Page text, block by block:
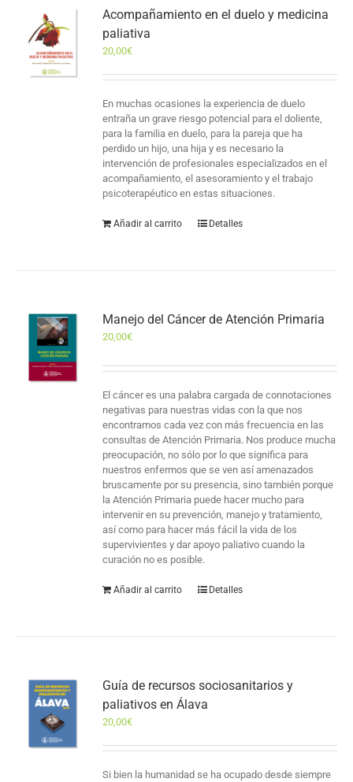
Acompañamiento en el duelo y medicina
paliativa
20,00€
En muchas ocasiones la experiencia de duelo
entraña un grave riesgo potencial para el doliente,
para la familia en duelo, para la pareja que ha
perdido un hijo, una hija y es necesario la
intervención de profesionales especializados en el
acompañamiento, el asesoramiento y el trabajo
psicoterapéutico en estas situaciones.
Añadir al carrito Detalles
Manejo del Cáncer de Atención Primaria
20,00€
El cáncer es una palabra cargada de connotaciones
negativas para nuestras vidas con la que nos
encontramos cada vez con más frecuencia en las
consultas de Atención Primaria. Nos produce mucha
preocupación, no sólo por lo que significa para
nuestros enfermos que se ven así amenazados
bruscamente por su presencia, sino también porque
la Atención Primaria puede hacer mucho para
intervenir en su prevención, manejo y tratamiento,
así como para hacer más fácil la vida de los
supervivientes y dar apoyo paliativo cuando la
curación no es posible.
Añadir al carrito Detalles
Guía de recursos sociosanitarios y
paliativos en Álava
20,00€
Si bien la humanidad se ha ocupado desde siempre